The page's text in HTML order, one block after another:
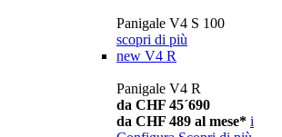
Panigale V4 S 100
scopri di più
new V4 R
Panigale V4 R
da CHF 45´690
da CHF 489 al mese* i